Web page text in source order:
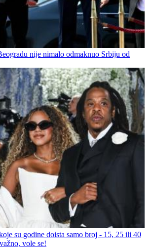
nije nimalo odmaknuo Srbiju od
su godine doista samo broj - 15, 25 ili 40
vole se!